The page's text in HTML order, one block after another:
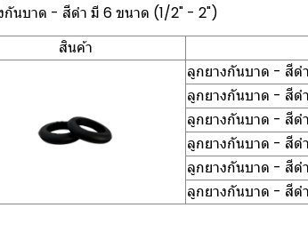
กันบาด - สีดำ มี 6 ขนาด (1/2" - 2")
สินค้า
ลูกยางกันบาด - สีด
ลูกยางกันบาด - สีด
ลูกยางกันบาด - สีด
ลูกยางกันบาด - สีด
ลูกยางกันบาด - สีด
ลูกยางกันบาด - สีด